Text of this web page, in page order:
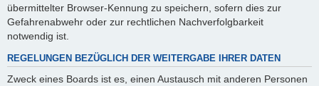
übermittelter Browser-Kennung zu speichern, sofern dies zur
Gefahrenabwehr oder zur rechtlichen Nachverfolgbarkeit
notwendig ist.
REGELUNGEN BEZÜGLICH DER WEITERGABE IHRER DATEN
Zweck eines Boards ist es, einen Austausch mit anderen Personen